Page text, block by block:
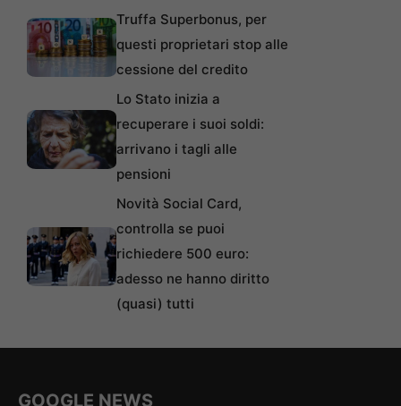
Truffa Superbonus, per
questi proprietari stop alle
cessione del credito
Lo Stato inizia a
recuperare i suoi soldi:
arrivano i tagli alle
pensioni
Novità Social Card,
controlla se puoi
richiedere 500 euro:
adesso ne hanno diritto
(quasi) tutti
GOOGLE NEWS